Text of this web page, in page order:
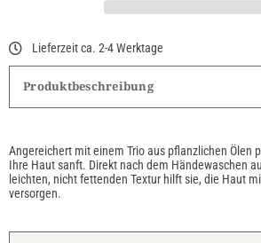
Lieferzeit ca. 2-4 Werktage
Produktbeschreibung
Angereichert mit einem Trio aus pflanzlichen Ölen
Ihre Haut sanft. Direkt nach dem Händewaschen
leichten, nicht fettenden Textur hilft sie, die Haut
versorgen.